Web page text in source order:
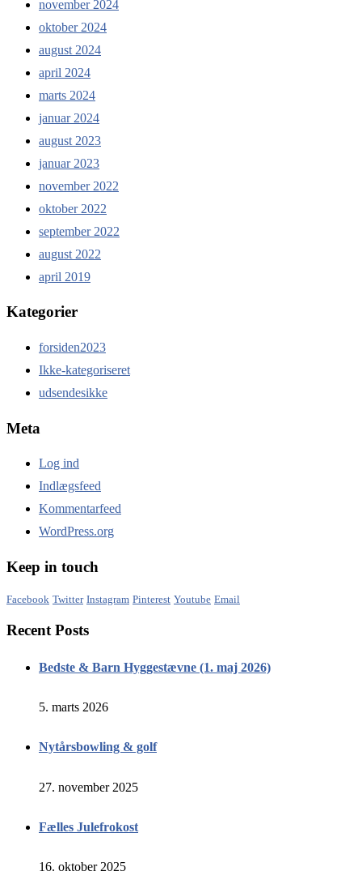
november 2024
oktober 2024
august 2024
april 2024
marts 2024
januar 2024
august 2023
januar 2023
november 2022
oktober 2022
september 2022
august 2022
april 2019
Kategorier
forsiden2023
Ikke-kategoriseret
udsendesikke
Meta
Log ind
Indlægsfeed
Kommentarfeed
WordPress.org
Keep in touch
Facebook Twitter Instagram Pinterest Youtube Email
Recent Posts
Bedste & Barn Hyggestævne (1. maj 2026)
5. marts 2026
Nytårsbowling & golf
27. november 2025
Fælles Julefrokost
16. oktober 2025